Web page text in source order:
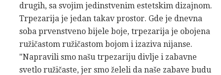
drugih, sa svojim jedinstvenim estetskim dizajnom.
Trpezarija je jedan takav prostor. Gde je dnevna
soba prvenstveno bijele boje, trpezarija je obojena
ružičastom ružičastom bojom i izaziva nijanse.
"Napravili smo našu trpezariju divlje i zabavne
svetlo ružičaste, jer smo želeli da naše zabave budu